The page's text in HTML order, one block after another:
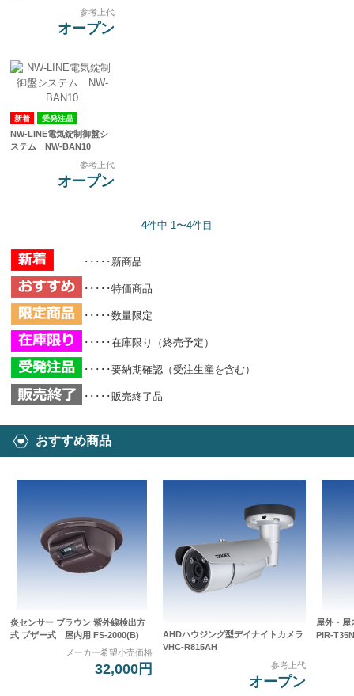
参考上代
オープン
受発注品
NW-LINE電気錠制御盤シ
ステム NW-BAN10
参考上代
オープン
4件中 1〜4件目
･････新商品
･････特価商品
･････数量限定
･････在庫限り（終売予定）
･････要納期確認（受注生産を含む）
･････販売終了品
おすすめ商品
炎センサー ブラウン 紫外線検出方
式 ブザー式 屋内用 FS-2000(B)
メーカー希望小売価格
32,000円
AHDハウジング型デイナイトカメラ
VHC-R815AH
参考上代
オープン
屋外・屋
PIR-